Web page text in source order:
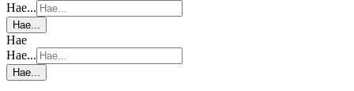
Hae...
Hae...
Hae
Hae...
Hae...